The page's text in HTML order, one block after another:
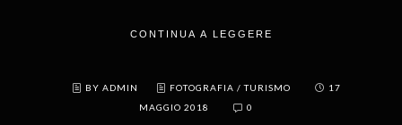
CONTINUA A LEGGERE
BY ADMIN FOTOGRAFIA /TURISMO
17
MAGGIO 2018
0